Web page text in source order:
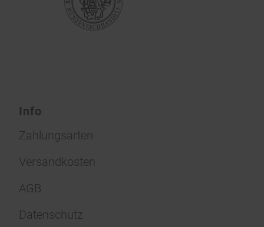
Info
Zahlungsarten
Versandkosten
AGB
Datenschutz